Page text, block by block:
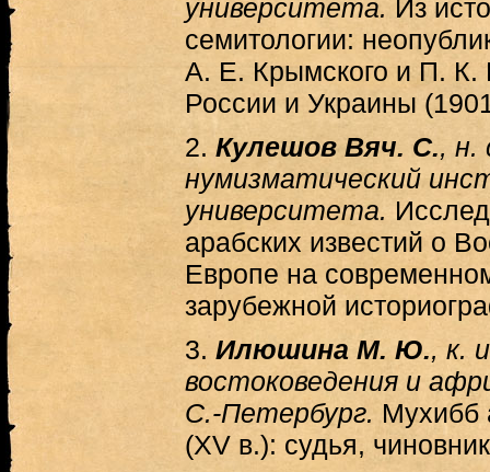
университета. Из
семитологии:
А. Е. Крымского и П. К.
России и Украины
2. Кулешов Вяч. С., н.
нумизматический
университета.
арабских известий о
Европе на
зарубежной
3. Илюшина М. Ю., к.
востоковедения и
С.-Петербург. Мухибб
(XV в.): судья,